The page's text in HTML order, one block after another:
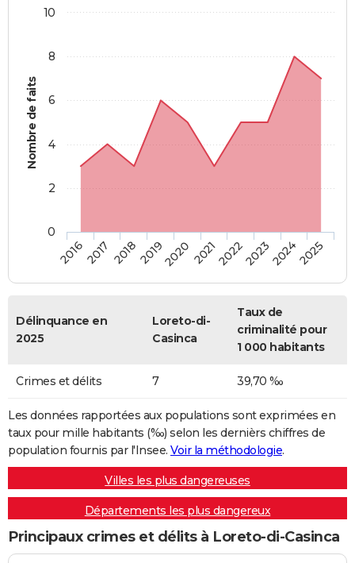
Nombre de faits
20162017 20182019202020212022202320242025
0
2
4
6
8
10
Délinquance en
2025
Loreto-di-
Casinca
Taux de
criminalité pour
1 000 habitants
Crimes et délits 7 39,70 ‰
Les données rapportées aux populations sont exprimées en
taux pour mille habitants (‰) selon les dernièrs chiffres de
population fournis par l'Insee. Voir la méthodologie.
Villes les plus dangereuses
Départements les plus dangereux
Principaux crimes et délits à Loreto-di-Casinca